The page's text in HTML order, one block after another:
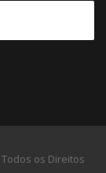
Todos os Direitos